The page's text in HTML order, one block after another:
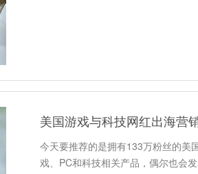
美国游戏与科技网红出海营
今天要推荐的是拥有133万粉丝的美
戏、PC和科技相关产品，偶尔也会